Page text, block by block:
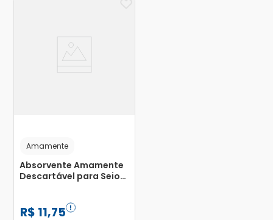
Amamente
Absorvente Amamente
Descartável para Seios
R$ 11,75